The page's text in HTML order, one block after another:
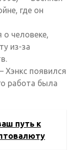
где он
человеке,
из-за
Хэнкс появился
работа была
путь к